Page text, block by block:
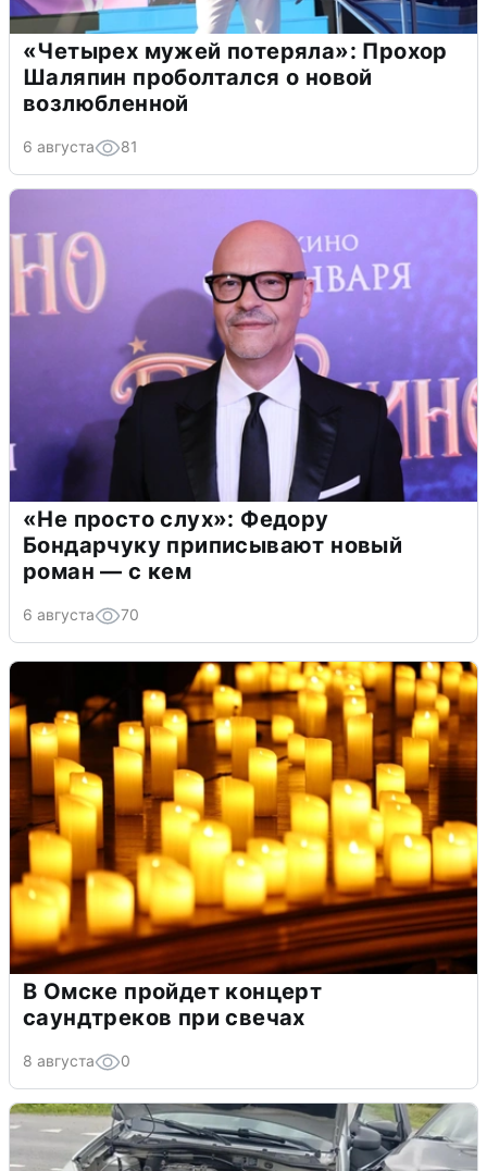
«Четырех мужей потеряла»: Прохор
Шаляпин проболтался о новой
возлюбленной
6 августа 81
«Не просто слух»: Федору
Бондарчуку приписывают новый
роман — с кем
6 августа 70
В Омске пройдет концерт
саундтреков при свечах
8 августа 0